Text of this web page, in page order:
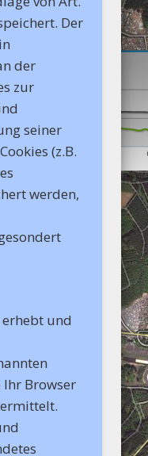
Der
der
zur
seiner
(z.B.
werden,
und
Ihr Browser